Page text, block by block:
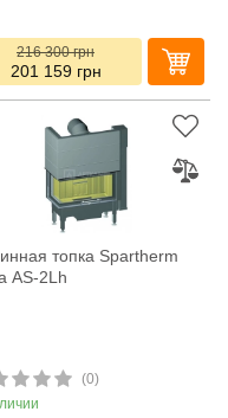
216 300грн
201 159 грн
топка Spartherm
AS-2Lh
(0)